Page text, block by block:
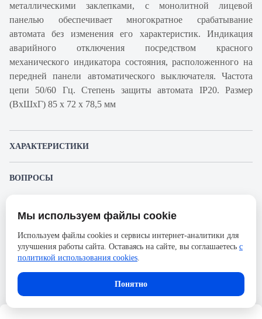
металлическими заклепками, с монолитной лицевой
панелью обеспечивает многократное срабатывание
автомата без изменения его характеристик. Индикация
аварийного отключения посредством красного
механического индикатора состояния, расположенного на
передней панели автоматического выключателя. Частота
цепи 50/60 Гц. Степень защиты автомата IP20. Размер
(ВхШхГ) 85 х 72 х 78,5 мм
ХАРАКТЕРИСТИКИ
Производитель
Серия
Acti 9
Номинальный ток
Напряжение, В
250
Количество полюсов
ВОПРОСЫ
Пожалуйста, авторизуйтесь, чтобы иметь
возможность оставлять вопросы.
Представленные изображения и характеристики могут отличаться от реального
без предварительного уведомления. Компания АйДистрибьют не несёт
ответственности в случае не соответствия текущей модели товаров фотографиям,
размещённым в карточке товара.
Мы используем файлы cookie
Используем файлы cookies и сервисы интернет-аналитики для
улучшения работы сайта. Оставаясь на сайте, вы соглашаетесь с
политикой использования cookies.
Понятно